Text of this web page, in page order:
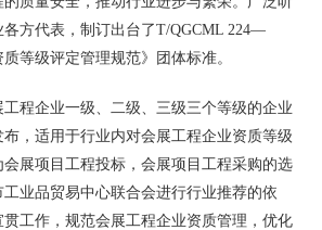
方代表，制订出台了T/QGCML 224—
等级评定管理规范》团体标准。
程企业一级、二级、三级三个等级的企业
，适用于行业内对会展工程企业资质等级
展项目工程投标，会展项目工程采购的选
业品贸易中心联合会进行行业推荐的依
工作，规范会展工程企业资质管理，优化